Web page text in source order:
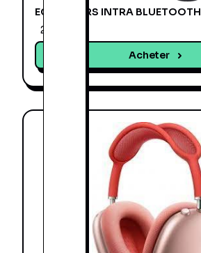
ECOUTEURS INTRA BLUETOOTH
2 offres
Acheter